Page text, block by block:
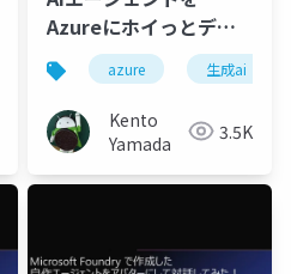
globalazure microsoftfoundry
Azureにホイっとデリ
バリーできる
Microsoft Foundryの
魔法があることを君た
ちはまだ知らない
azure 生成ai
Kento
Yamada
3.5K